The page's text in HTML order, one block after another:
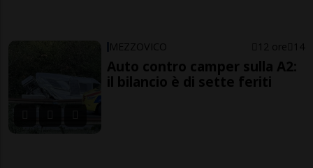
MEZZOVICO 12 ore 14
Auto contro camper sulla A2:
il bilancio è di sette feriti